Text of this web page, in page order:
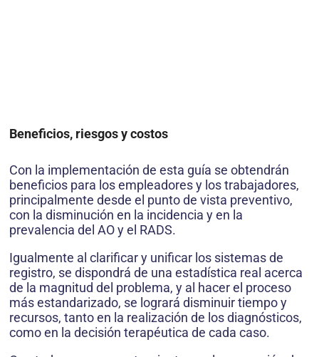
Beneficios, riesgos y costos
Con la implementación de esta guía se obtendrán
beneficios para los empleadores y los trabajadores,
principalmente desde el punto de vista preventivo,
con la disminución en la incidencia y en la
prevalencia del AO y el RADS.
Igualmente al clarificar y unificar los sistemas de
registro, se dispondrá de una estadística real acerca
de la magnitud del problema, y al hacer el proceso
más estandarizado, se logrará disminuir tiempo y
recursos, tanto en la realización de los diagnósticos,
como en la decisión terapéutica de cada caso.